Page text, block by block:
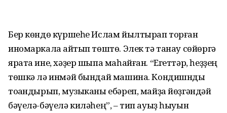
Бер көндө күршеһе Ислам йылтырап торған
иномаркала ҡайтып төштө. Элек тә танау сөйөргә
ярата ине, хәҙер шыпа маһайған. “Егеттәр, һеҙҙең
төшкә лә инмәй бындай машина. Кондишнды
тоҡандырып, музыканы ебәреп, майҙа йөҙгәндәй
бәүелә-бәүелә киләһең”, – тип ауыҙ һыуын